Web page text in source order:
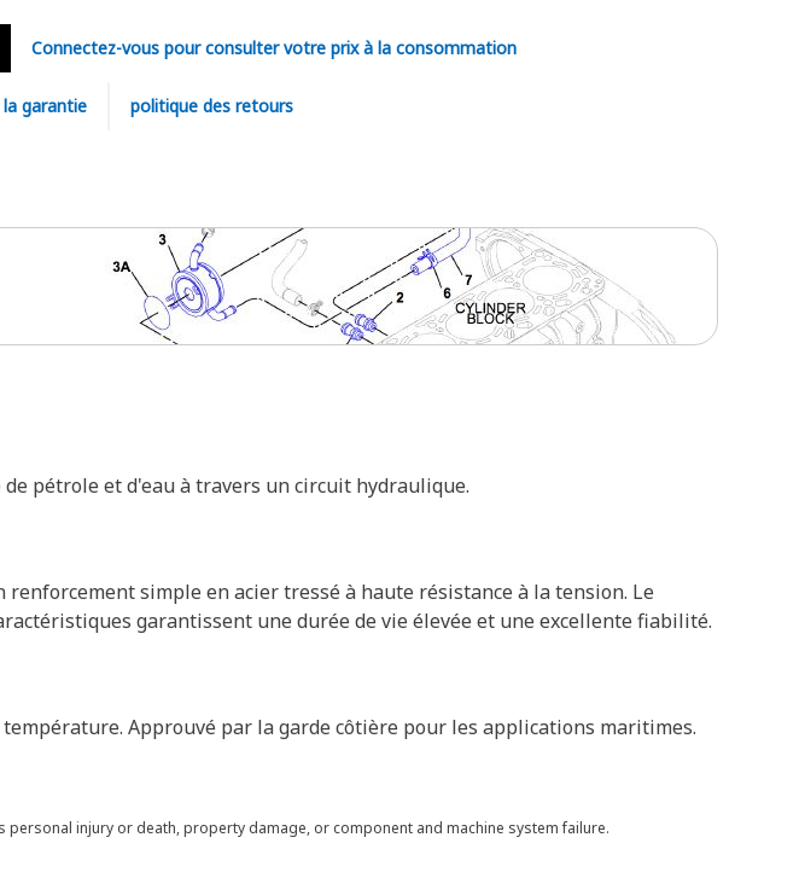
Connectez-vous pour consulter votre prix à la consommation
garantie politique des retours
pétrole et d'eau à travers un circuit hydraulique.
simple en acier tressé à haute résistance à la tension. Le
garantissent une durée de vie élevée et une excellente fiabilité.
Approuvé par la garde côtière pour les applications maritimes.
injury or death, property damage, or component and machine system failure.